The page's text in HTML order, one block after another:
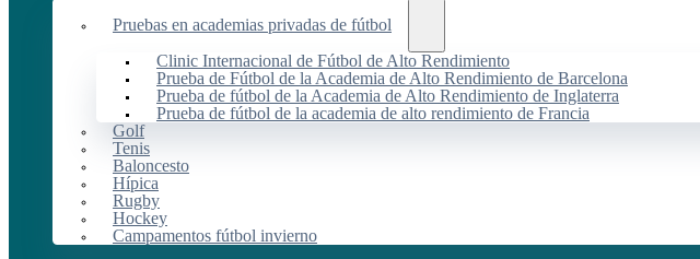
Pruebas en academias privadas de fútbol
Clinic Internacional de Fútbol de Alto Rendimiento
Prueba de Fútbol de la Academia de Alto Rendimiento de Barcelona
Prueba de fútbol de la Academia de Alto Rendimiento de Inglaterra
Prueba de fútbol de la academia de alto rendimiento de Francia
Golf
Tenis
Baloncesto
Hípica
Rugby
Hockey
Campamentos fútbol invierno